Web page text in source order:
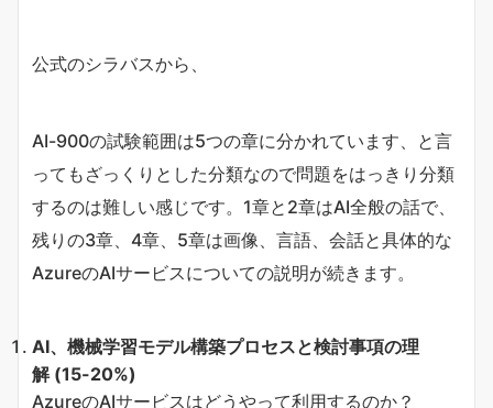
公式のシラバスから、
AI-900の試験範囲は5つの章に分かれています、と言
ってもざっくりとした分類なので問題をはっきり分類
するのは難しい感じです。1章と2章はAI全般の話で、
残りの3章、4章、5章は画像、言語、会話と具体的な
AzureのAIサービスについての説明が続きます。
AI、機械学習モデル構築プロセスと検討事項の理
解(15-20%)
AzureのAIサービスはどうやって利用するのか？